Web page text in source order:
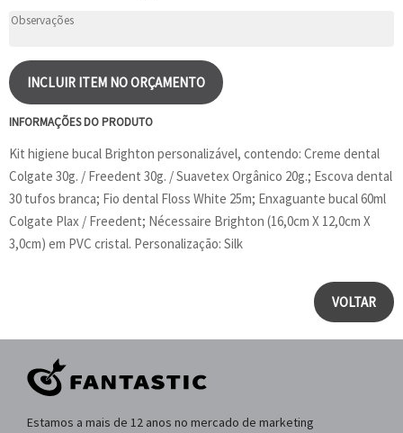
INCLUIR ITEM NO ORÇAMENTO
INFORMAÇÕES DO PRODUTO
Kit higiene bucal Brighton personalizável, contendo: Creme dental
Colgate 30g. / Freedent 30g. / Suavetex Orgânico 20g.; Escova dental
30 tufos branca; Fio dental Floss White 25m; Enxaguante bucal 60ml
Colgate Plax / Freedent; Nécessaire Brighton (16,0cm X 12,0cm X
3,0cm) em PVC cristal. Personalização: Silk
VOLTAR
Estamos a mais de 12 anos no mercado de marketing